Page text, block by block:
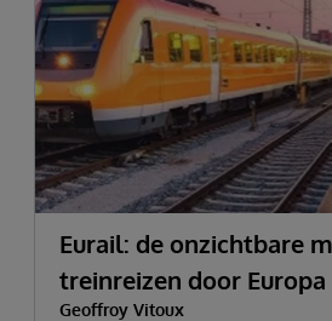
Eurail: de onzichtbare
treinreizen door Europa
Geoffroy Vitoux